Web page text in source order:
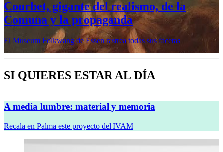
Mujeres prerrafaelitas, psiquiatría en la
vanguardia, Minor White o Dana
Lixenberg, en otoño en la Fundación
MAPFRE
Veremos cinco muestras en sus sedes de Madrid y Barcelona
SI QUIERES ESTAR AL DÍA
A media lumbre: material y memoria